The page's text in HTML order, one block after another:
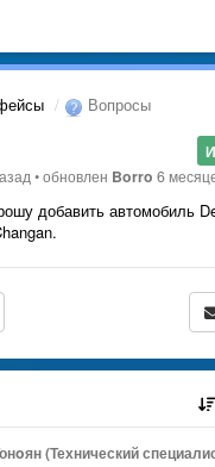
Вопросы
•обновлен Borro 6
добавить автомобиль
(Технический